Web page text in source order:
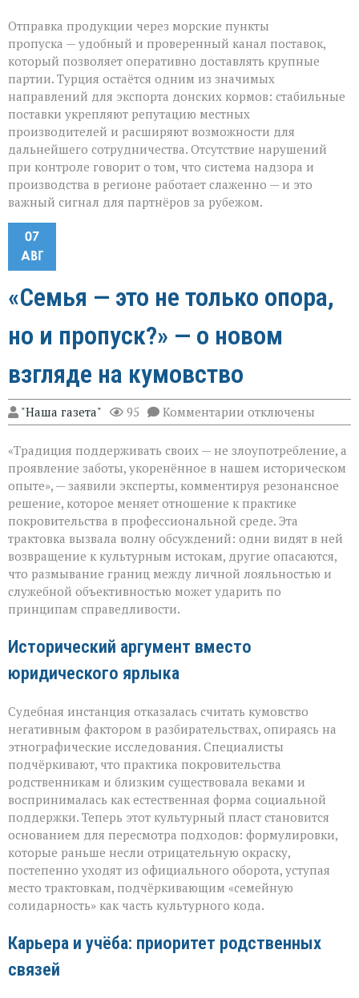
Отправка продукции через морские пункты
пропуска — удобный и проверенный канал поставок,
который позволяет оперативно доставлять крупные
партии. Турция остаётся одним из значимых
направлений для экспорта донских кормов: стабильные
поставки укрепляют репутацию местных
производителей и расширяют возможности для
дальнейшего сотрудничества. Отсутствие нарушений
при контроле говорит о том, что система надзора и
производства в регионе работает слаженно — и это
важный сигнал для партнёров за рубежом.
07
АВГ
«Семья — это не только опора,
но и пропуск?» — о новом
взгляде на кумовство
"Наша газета" 95 Комментарии к
записи
не
только
но
и
пропуск?» — о
новом
взгляде
на
кумовство
отключены
«Традиция поддерживать своих — не злоупотребление, а
проявление заботы, укоренённое в нашем историческом
опыте», — заявили эксперты, комментируя резонансное
решение, которое меняет отношение к практике
покровительства в профессиональной среде. Эта
трактовка вызвала волну обсуждений: одни видят в ней
возвращение к культурным истокам, другие опасаются,
что размывание границ между личной лояльностью и
служебной объективностью может ударить по
принципам справедливости.
Исторический аргумент вместо
юридического ярлыка
Судебная инстанция отказалась считать кумовство
негативным фактором в разбирательствах, опираясь на
этнографические исследования. Специалисты
подчёркивают, что практика покровительства
родственникам и близким существовала веками и
воспринималась как естественная форма социальной
поддержки. Теперь этот культурный пласт становится
основанием для пересмотра подходов: формулировки,
которые раньше несли отрицательную окраску,
постепенно уходят из официального оборота, уступая
место трактовкам, подчёркивающим «семейную
солидарность» как часть культурного кода.
Карьера и учёба: приоритет родственных
связей